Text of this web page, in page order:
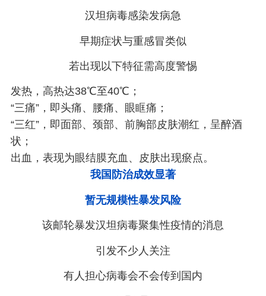
汉坦病毒感染发病急
早期症状与重感冒类似
若出现以下特征需高度警惕
发热，高热达38℃至40℃；
“三痛”，即头痛、腰痛、眼眶痛；
“三红”，即面部、颈部、前胸部皮肤潮红，呈醉酒
状；
出血，表现为眼结膜充血、皮肤出现瘀点。
我国防治成效显著
暂无规模性暴发风险
该邮轮暴发汉坦病毒聚集性疫情的消息
引发不少人关注
有人担心病毒会不会传到国内